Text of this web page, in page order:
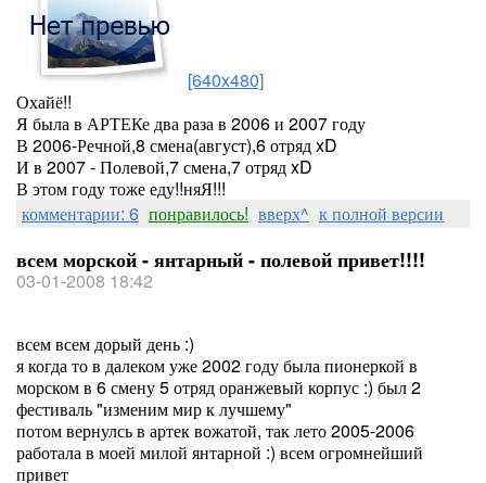
[640x480]
Охайё!!
Я была в АРТЕКе два раза в 2006 и 2007 году
В 2006-Речной,8 смена(август),6 отряд xD
И в 2007 - Полевой,7 смена,7 отряд xD
В этом году тоже еду!!няЯ!!!
комментарии: 6 понравилось! вверх^ к полной версии
всем морской - янтарный - полевой привет!!!!
03-01-2008 18:42
всем всем дорый день :)
я когда то в далеком уже 2002 году была пионеркой в
морском в 6 смену 5 отряд оранжевый корпус :) был 2
фестиваль "изменим мир к лучшему"
потом вернулсь в артек вожатой, так лето 2005-2006
работала в моей милой янтарной :) всем огромнейший
привет